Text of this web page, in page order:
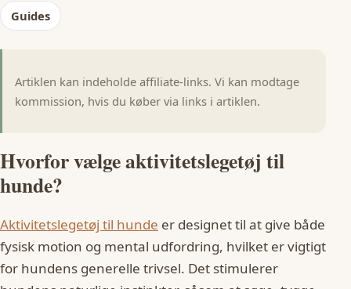
Guides
Artiklen kan indeholde affiliate-links. Vi kan modtage
kommission, hvis du køber via links i artiklen.
Hvorfor vælge aktivitetslegetøj til
hunde?
Aktivitetslegetøj til hunde er designet til at give både
fysisk motion og mental udfordring, hvilket er vigtigt
for hundens generelle trivsel. Det stimulerer